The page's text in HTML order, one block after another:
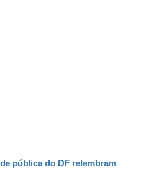
pública do DF relembram